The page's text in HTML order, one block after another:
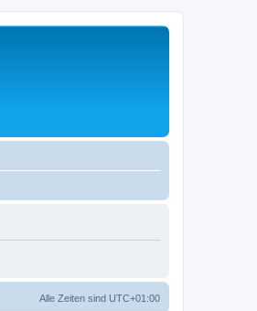
Alle Zeiten sind UTC+01:00